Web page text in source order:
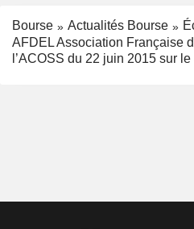
Bourse Actualités Bourse
AFDEL Association Française
l’ACOSS du 22 juin 2015 sur le